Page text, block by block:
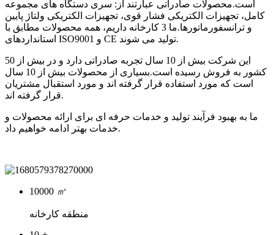
است.محصولات صادراتی عبارتند از: سری دستگاه های مجموعه
کامل، تجهیزات الکتریکی فشار قوی، تجهیزات الکتریکی ولتاژ پایین
و ترانسفورماتورها.ما 3 کارخانه داریم، همه محصولات مطابق با
استانداردهای ISO9001 و CE تولید می شوند.
این شرکت بیش از 10 سال تجربه صادراتی دارد و در بیش از 50
کشور به فروش رسیده است.بسیاری از محصولات بیش از 10 سال
است که مورد استفاده قرار گرفته اند و مورد استقبال مشتریان
قرار گرفته اند.
ما به بهبود فرآیند تولید و خدمات حرفه ای برای ارائه محصولات و
خدمات بهتر ادامه خواهیم داد.
10000 ㎡
منطقه کارخانه